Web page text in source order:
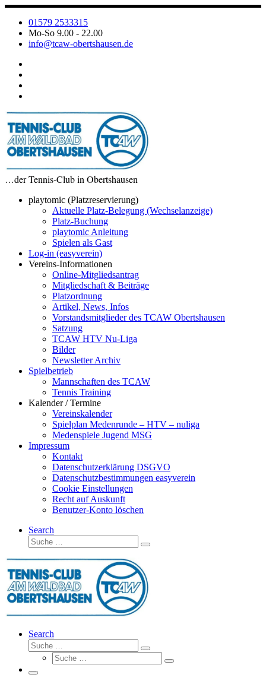
Zum
Inhalt
springen
01579 2533315
Mo-So 9.00 - 22.00
info@tcaw-obertshausen.de
…der Tennis-Club in Obertshausen
playtomic (Platzreservierung)
Aktuelle Platz-Belegung (Wechselanzeige)
Platz-Buchung
playtomic Anleitung
Spielen als Gast
Log-in (easyverein)
Vereins-Informationen
Online-Mitgliedsantrag
Mitgliedschaft & Beiträge
Platzordnung
Artikel, News, Infos
Vorstandsmitglieder des TCAW Obertshausen
Satzung
TCAW HTV Nu-Liga
Bilder
Newsletter Archiv
Spielbetrieb
Mannschaften des TCAW
Tennis Training
Kalender / Termine
Vereinskalender
Spielplan Medenrunde – HTV – nuliga
Medenspiele Jugend MSG
Impressum
Kontakt
Datenschutzerklärung DSGVO
Datenschutzbestimmungen easyverein
Cookie Einstellungen
Recht auf Auskunft
Benutzer-Konto löschen
Search
Suche
Suche
Search
Suche
Suche
Suche
Suche
Menü